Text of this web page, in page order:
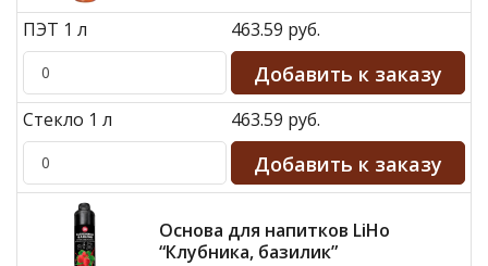
ПЭТ 1 л 463.59 руб.
Стекло 1 л 463.59 руб.
Основа для напитков LiHo
“Клубника, базилик”